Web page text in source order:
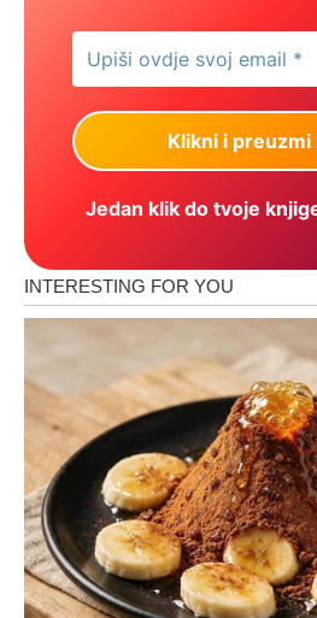
Jedan klik do tvoje